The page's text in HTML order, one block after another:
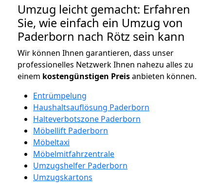
Umzug leicht gemacht: Erfahren
Sie, wie einfach ein Umzug von
Paderborn nach Rötz sein kann
Wir können Ihnen garantieren, dass unser
professionelles Netzwerk Ihnen nahezu alles zu
einem kostengünstigen Preisanbieten können.
Entrümpelung
Haushaltsauflösung Paderborn
Halteverbotszone Paderborn
Möbellift Paderborn
Möbeltaxi
Möbelmitfahrzentrale
Umzugshelfer Paderborn
Umzugskartons